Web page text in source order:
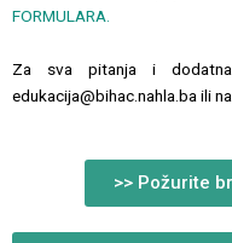
FORMULARA.
Za sva pitanja i
edukacija@bihac.nahla.ba ili
>> Požurite